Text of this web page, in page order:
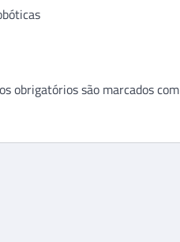
obrigatórios são marcados com